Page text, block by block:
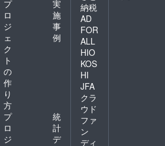
プ
ロ
ジ
ェ
ク
ト
の
作
り
方
実
施
事
例
プ
ロ
ジ
統
計
デ
納税
AD
FOR
ALL
HIO
KOS
HI
JFA
クラ
ウド
ファ
ン
ディ